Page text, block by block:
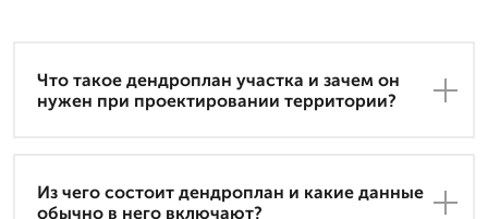
Что такое дендроплан участка и зачем он
нужен при проектировании территории?
Из чего состоит дендроплан и какие данные
обычно в него включают?